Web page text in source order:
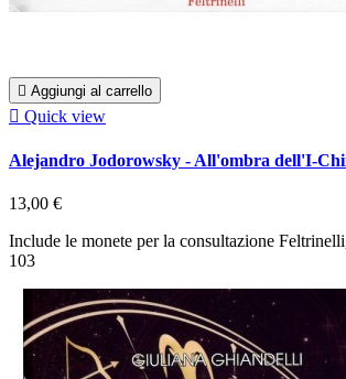
 Aggiungi al carrello
 Quick view
Alejandro Jodorowsky - All'ombra dell'I-
13,00 €
Include le monete per la consultazione
103